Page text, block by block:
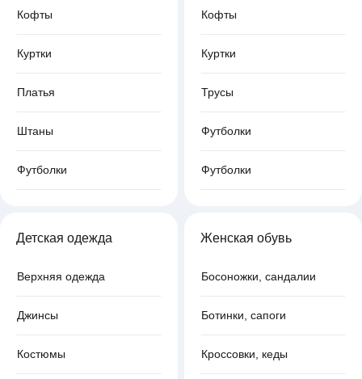
Кофты
Куртки
Платья
Штаны
Футболки
Кофты
Куртки
Трусы
Футболки
Футболки
Детская одежда
Верхняя одежда
Джинсы
Костюмы
Женская обувь
Босоножки, сандалии
Ботинки, сапоги
Кроссовки, кеды